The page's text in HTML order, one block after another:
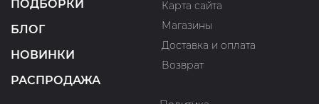
ПОДБОРКИ
БЛОГ
НОВИНКИ
РАСПРОДАЖА
Карта сайта
Магазины
Доставка и оплата
Возврат